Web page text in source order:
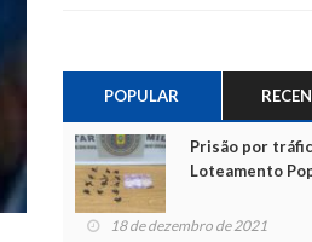
POPULAR
Prisão por
Loteamento
18 de dezembro de 2021